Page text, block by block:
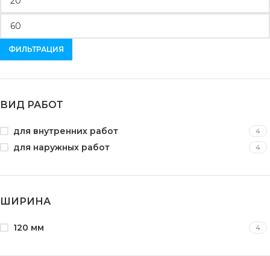
ФИЛЬТРАЦИЯ
ВИД РАБОТ
для внутренних работ 4
для наружных работ 4
ШИРИНА
120 мм 4